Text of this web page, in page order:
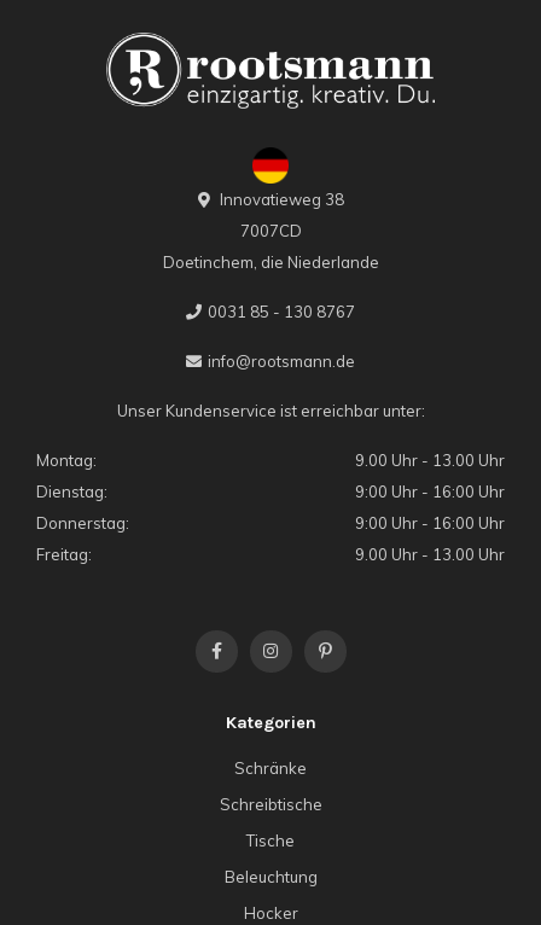
Innovatieweg 38
7007CD
Doetinchem, die Niederlande
0031 85 - 130 8767
info@rootsmann.de
Unser Kundenservice ist erreichbar unter:
Montag:
9.00 Uhr - 13.00 Uhr
Dienstag:
9:00 Uhr - 16:00 Uhr
Donnerstag:
9:00 Uhr - 16:00 Uhr
Freitag:
9.00 Uhr - 13.00 Uhr
Kategorien
Schränke
Schreibtische
Tische
Beleuchtung
Hocker